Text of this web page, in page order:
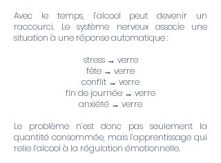
Avec le temps, l’alcool peut devenir un
raccourci. Le système nerveux associe une
situation à une réponse automatique :
stress → verre
fête → verre
conflit → verre
fin de journée → verre
anxiété → verre
Le problème n’est donc pas seulement la
quantité consommée, mais l’apprentissage qui
relie l’alcool à la régulation émotionnelle.